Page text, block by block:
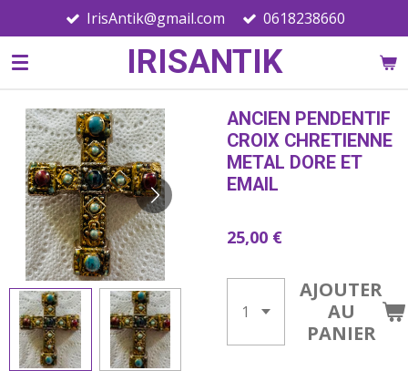
au
contenu
IRISANTIK
IrisAntik@gmail.com 0618238660
ANCIEN PENDENTIF
CROIX CHRETIENNE
METAL DORE ET
EMAIL
25,00 €
AJOUTER
AU
PANIER